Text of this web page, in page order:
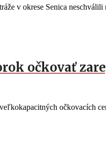
v okrese Senica
očkovať
očkovacích